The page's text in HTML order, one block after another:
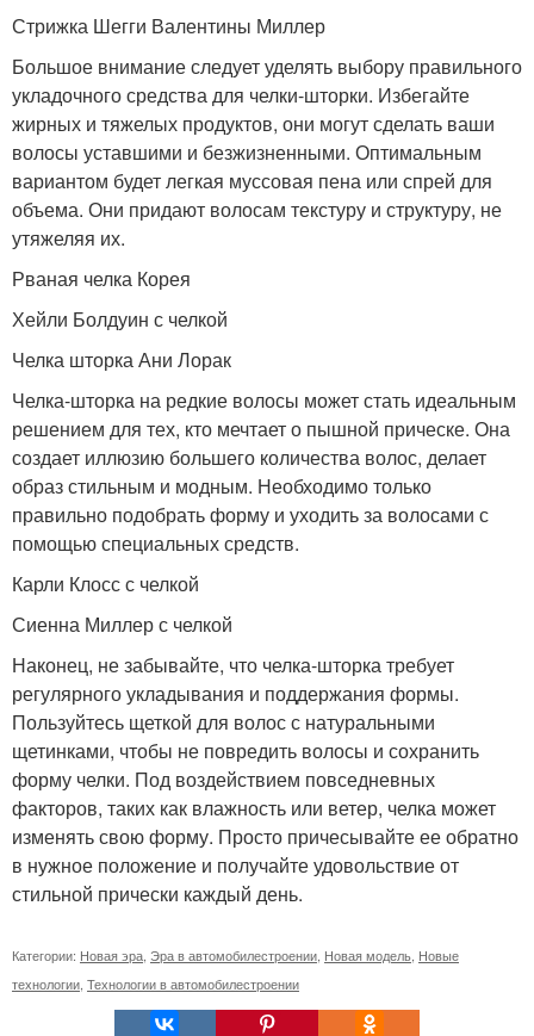
Стрижка Шегги Валентины Миллер
Большое внимание следует уделять выбору правильного
укладочного средства для челки-шторки. Избегайте
жирных и тяжелых продуктов, они могут сделать ваши
волосы уставшими и безжизненными. Оптимальным
вариантом будет легкая муссовая пена или спрей для
объема. Они придают волосам текстуру и структуру, не
утяжеляя их.
Рваная челка Корея
Хейли Болдуин с челкой
Челка шторка Ани Лорак
Челка-шторка на редкие волосы может стать идеальным
решением для тех, кто мечтает о пышной прическе. Она
создает иллюзию большего количества волос, делает
образ стильным и модным. Необходимо только
правильно подобрать форму и уходить за волосами с
помощью специальных средств.
Карли Клосс с челкой
Сиенна Миллер с челкой
Наконец, не забывайте, что челка-шторка требует
регулярного укладывания и поддержания формы.
Пользуйтесь щеткой для волос с натуральными
щетинками, чтобы не повредить волосы и сохранить
форму челки. Под воздействием повседневных
факторов, таких как влажность или ветер, челка может
изменять свою форму. Просто причесывайте ее обратно
в нужное положение и получайте удовольствие от
стильной прически каждый день.
Категории: Новая эра Эра в автомобилестроении Новая модель Новые
технологии Технологии в автомобилестроении